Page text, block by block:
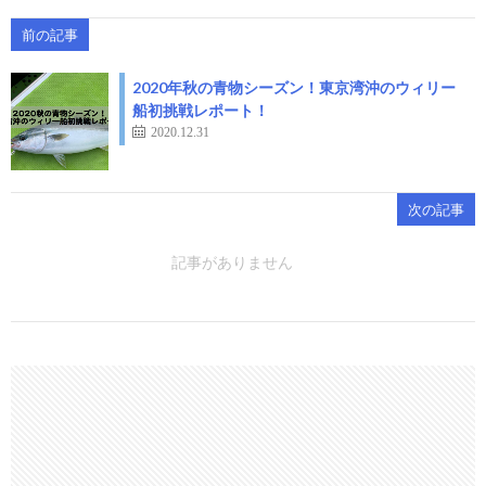
前の記事
2020年秋の青物シーズン！東京湾沖のウィリー
船初挑戦レポート！
2020.12.31
次の記事
記事がありません